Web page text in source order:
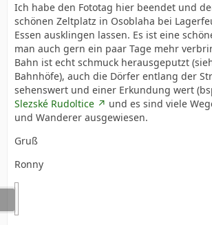
Ich habe den Fototag hier beendet und
schönen Zeltplatz in Osoblaha bei
Essen ausklingen lassen. Es ist eine
man auch gern ein paar Tage mehr
Bahn ist echt schmuck herausgeputzt
Bahnhöfe), auch die Dörfer entlang der
sehenswert und einer Erkundung wert
Slezské Rudoltice
und es sind viele
und Wanderer ausgewiesen.
Gruß
Ronny